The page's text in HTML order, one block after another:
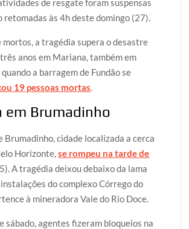
retomadas às 4h deste domingo (27).
mortos, a tragédia supera o desastre
anos em Mariana, também em
a barragem de Fundão se
19 pessoas mortas
em Brumadinho
Brumadinho, cidade localizada a cerca
Horizonte,se rompeu na tarde de
A tragédia deixou debaixo da lama
do complexo Córrego do
à mineradora Vale do Rio Doce.
sábado, agentes fizeram bloqueios na